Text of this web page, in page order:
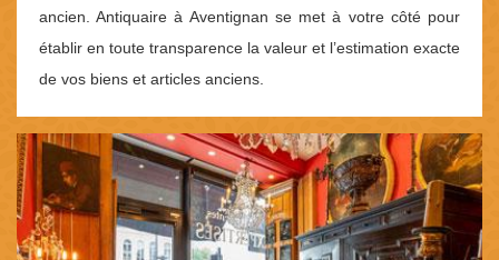
ancien. Antiquaire à Aventignan se met à votre côté pour
établir en toute transparence la valeur et l’estimation exacte
de vos biens et articles anciens.